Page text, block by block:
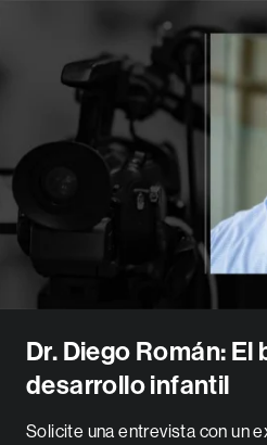
Dr. Diego Román: El
desarrollo infantil
Solicite una entrevista con un